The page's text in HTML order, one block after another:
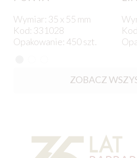
Wymiar: 35 x 55 mm
Kod: 331028
Opakowanie: 450 szt.
ZOBACZ